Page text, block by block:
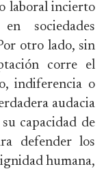
laboral incierto
sociedades
otro lado, sin
corre el
indiferencia o
audacia
capacidad de
defender los
humana,